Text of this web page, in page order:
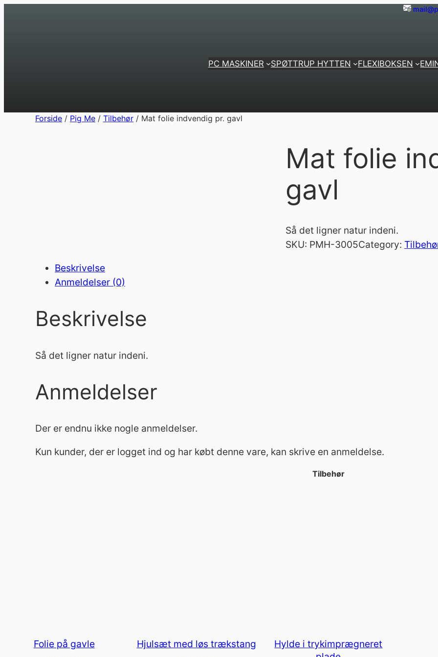
PC MASKINER SPØTTRUP HYTTEN FLEXIBOKSEN
Forside / Pig Me / Tilbehør / Mat folie indvendig pr. gavl
Mat folie
gavl
Så det ligner natur indeni.
SKU: PMH-3005Category:
Beskrivelse
Anmeldelser (0)
Beskrivelse
Så det ligner natur indeni.
Anmeldelser
Der er endnu ikke nogle anmeldelser.
Kun kunder, der er logget ind og har købt denne vare, kan skrive en anmeldelse.
Tilbehør
Folie på gavle Hjulsæt med løs trækstang
Hylde i trykimprægneret